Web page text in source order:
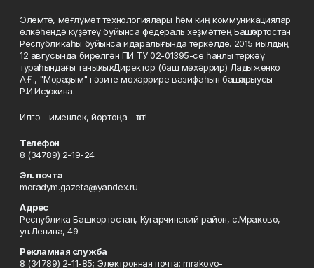
Элемтә, мәғлүмәт технологиялары һәм киң коммуникациялар
өлкәһендә күҙәтеү буйынса федераль хеҙмәттең Башҡортостан
Республикаһы буйынса идаралығында теркәлде. 2015 йылдың
12 авгусында бирелгән ПИ ТУ 02-01395-се һанлы теркәү
тураһындағы таныҡлыҡ. Директор (баш мөхәррир) Ладыженко
А.Ғ., "Мораҙым" гәзите мөхәррире вазифаһын башҡарыусы
Р.И.Исҡужина.
Илгә - именлек, йортоңа - ҡот!
Телефон
8 (34789) 2-19-24
Эл. почта
moradym.gazeta@yandex.ru
Адрес
Республика Башкортостан, Кугарчинский район, с.Мраково,
ул.Ленина, 49
Рекламная служба
8 (34789) 2-11-85; Электронная почта: mrakovo-